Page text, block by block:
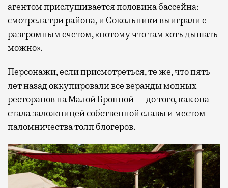
агентом прислушивается половина бассейна:
смотрела три района, и Сокольники выиграли с
разгромным счетом, «потому что там хоть дышать
можно».
Персонажи, если присмотреться, те же, что пять
лет назад оккупировали все веранды модных
ресторанов на Малой Бронной — до того, как она
стала заложницей собственной славы и местом
паломничества толп блогеров.